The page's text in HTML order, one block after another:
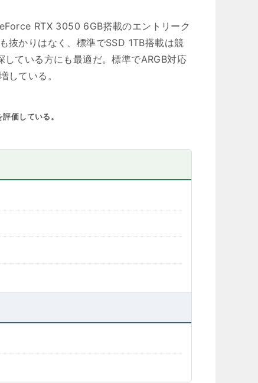
RTX 3050 6GB搭載のエントリーク
抜かりはなく、標準でSSD 1TB搭載は競
ている方にも最適だ。標準でARGB対応
している。
価している。